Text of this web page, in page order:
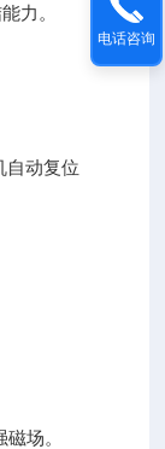
力。
自动复位
场。
电话咨询